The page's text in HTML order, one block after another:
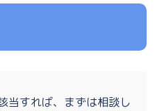
当すれば、まずは相談し